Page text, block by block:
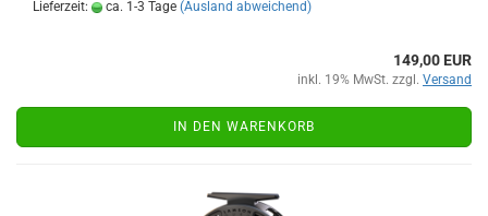
Lieferzeit: ca. 1-3 Tage (Ausland abweichend)
149,00 EUR
inkl. 19% MwSt. zzgl. Versand
IN DEN WARENKORB